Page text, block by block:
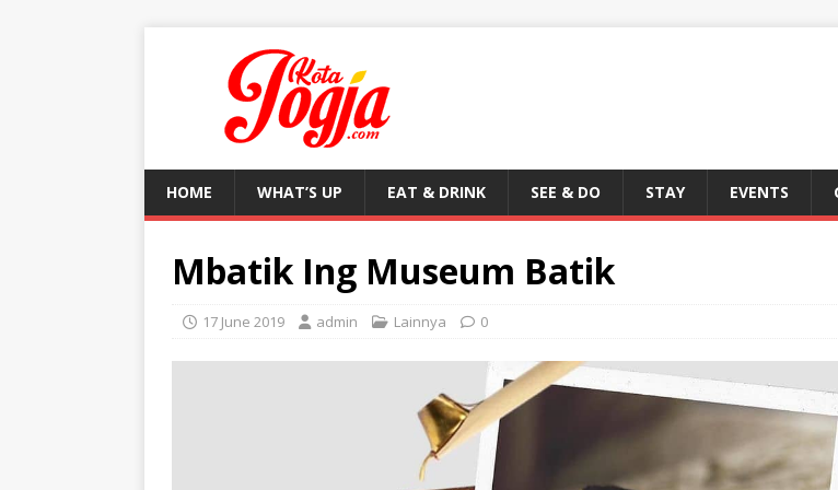
HOME WHAT’S UP EAT & DRINK SEE & DO STAY EVENTS
Mbatik Ing Museum Batik
17 June 2019 admin Lainnya 0